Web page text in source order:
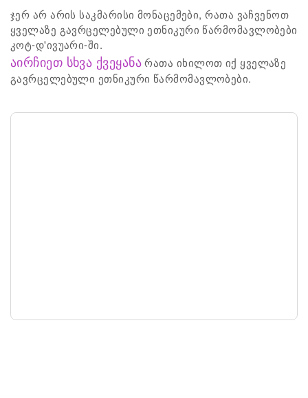
ჯერ არ არის საკმარისი მონაცემები, რათა ვაჩვენოთ
ყველაზე გავრცელებული ეთნიკური წარმომავლობები
კოტ-დ'ივუარი-ში.
აირჩიეთ სხვა ქვეყანარათა იხილოთ იქ ყველაზე
გავრცელებული ეთნიკური წარმომავლობები.